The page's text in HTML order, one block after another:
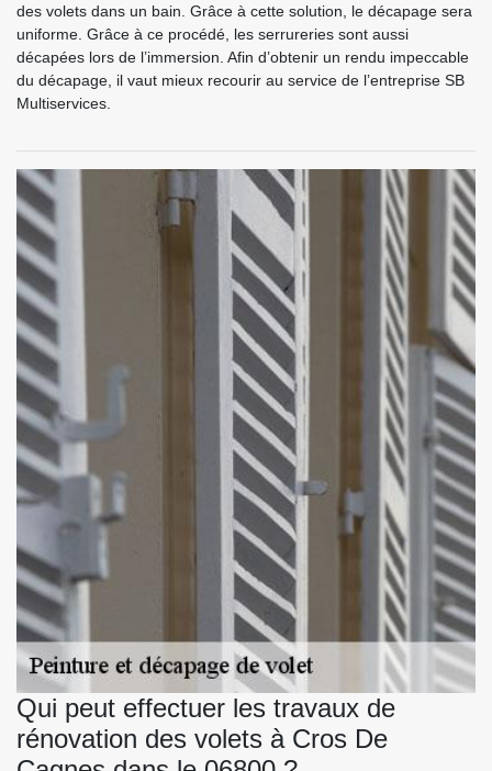
des volets dans un bain. Grâce à cette solution, le décapage sera
uniforme. Grâce à ce procédé, les serrureries sont aussi
décapées lors de l’immersion. Afin d’obtenir un rendu impeccable
du décapage, il vaut mieux recourir au service de l’entreprise SB
Multiservices.
Qui peut effectuer les travaux de
rénovation des volets à Cros De